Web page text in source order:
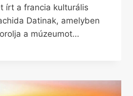
írt a francia kulturális
Datinak, amelyben
a múzeumot…